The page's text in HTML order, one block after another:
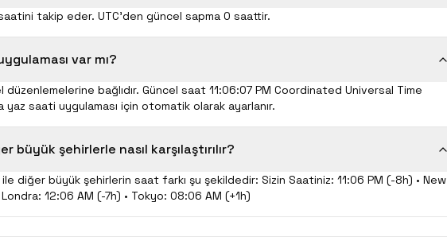
takip eder. UTC'den güncel sapma 0 saattir.
var mı?
bağlıdır. Güncel saat 11:06:08 PM Coordinated Universal Time
saati uygulaması için otomatik olarak ayarlanır.
büyük şehirlerle nasıl karşılaştırılır?
diğer büyük şehirlerin saat farkı şu şekildedir: Sizin Saatiniz: 11:06 PM (-8h) • New
12:06 AM (-7h) • Tokyo: 08:06 AM (+1h)